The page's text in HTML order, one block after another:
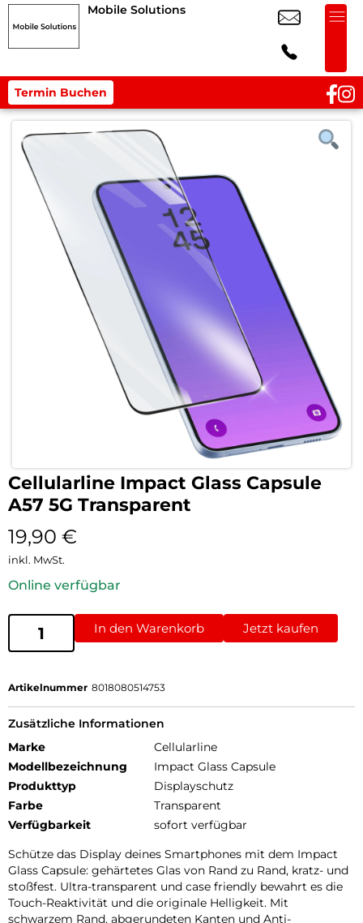
Mobile Solutions
Termin Buchen
Cellularline Impact Glass Capsule
A57 5G Transparent
19,90 €
inkl. MwSt.
Online verfügbar
In den Warenkorb Jetzt kaufen
Artikelnummer 8018080514753
Zusätzliche Informationen
Marke
Cellularline
Modellbezeichnung
Impact Glass Capsule
Produkttyp
Displayschutz
Farbe
Transparent
Verfügbarkeit
sofort verfügbar
Schütze das Display deines Smartphones mit dem Impact
Glass Capsule: gehärtetes Glas von Rand zu Rand, kratz- und
stoßfest. Ultra-transparent und case friendly bewahrt es die
Touch-Reaktivität und die originale Helligkeit. Mit
schwarzem Rand, abgerundeten Kanten und Anti-